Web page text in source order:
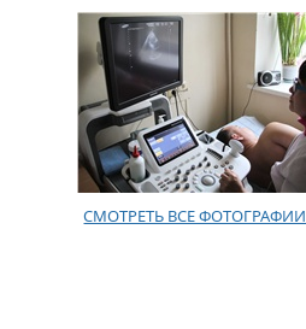
СМОТРЕТЬ ВСЕ ФОТОГРАФИИ